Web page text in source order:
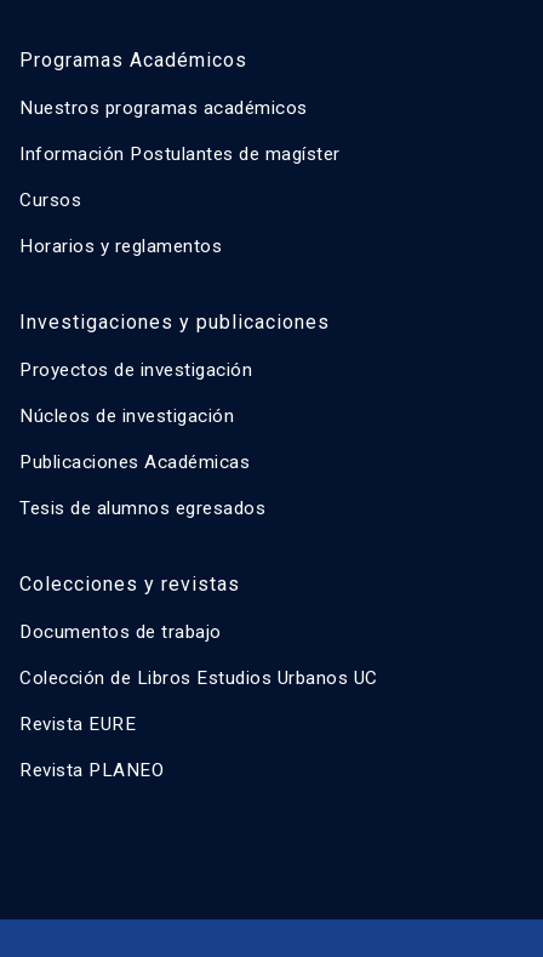
Programas Académicos
Nuestros programas académicos
Información Postulantes de magíster
Cursos
Horarios y reglamentos
Investigaciones y publicaciones
Proyectos de investigación
Núcleos de investigación
Publicaciones Académicas
Tesis de alumnos egresados
Colecciones y revistas
Documentos de trabajo
Colección de Libros Estudios Urbanos UC
Revista EURE
Revista PLANEO